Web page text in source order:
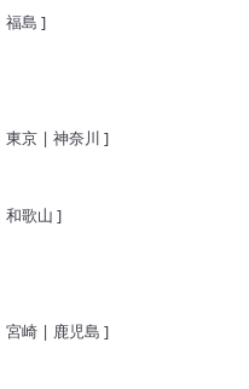
福島 ]
東京| 神奈川 ]
和歌山 ]
宮崎| 鹿児島 ]